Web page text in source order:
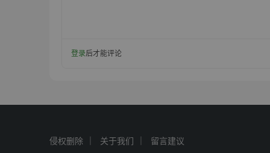
登录后才能评论
侵权删除 关于我们 留言建议